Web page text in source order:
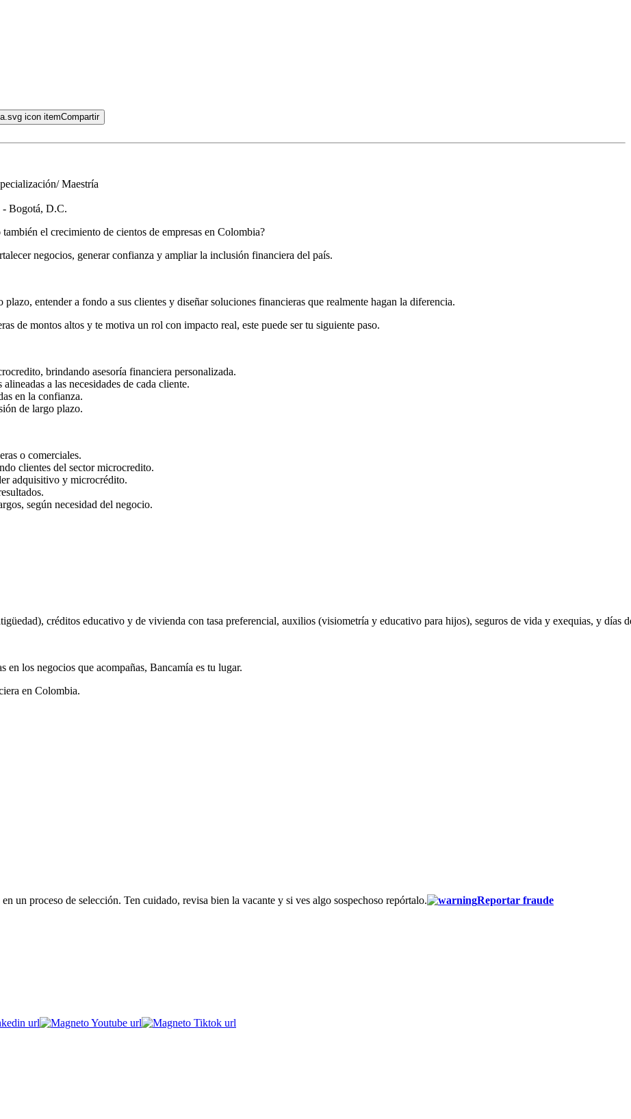
Compartir
Maestría
Bogotá, D.C.
el crecimiento de cientos de empresas en Colombia?
negocios, generar confianza y ampliar la inclusión financiera del país.
entender a fondo a sus clientes y diseñar soluciones financieras que realmente hagan la diferencia.
de montos altos y te motiva un rol con impacto real, este puede ser tu siguiente paso.
brindando asesoría financiera personalizada.
a las necesidades de cada cliente.
en la confianza.
de largo plazo.
o comerciales.
clientes del sector microcredito.
adquisitivo y microcrédito.
según necesidad del negocio.
créditos educativo y de vivienda con tasa preferencial, auxilios (visiometría y educativo para hijos), seguros de vida y exequias, y días
en los negocios que acompañas, Bancamía es tu lugar.
en Colombia.
un proceso de selección. Ten cuidado, revisa bien la vacante y si ves algo sospechoso repórtalo. Reportar fraude